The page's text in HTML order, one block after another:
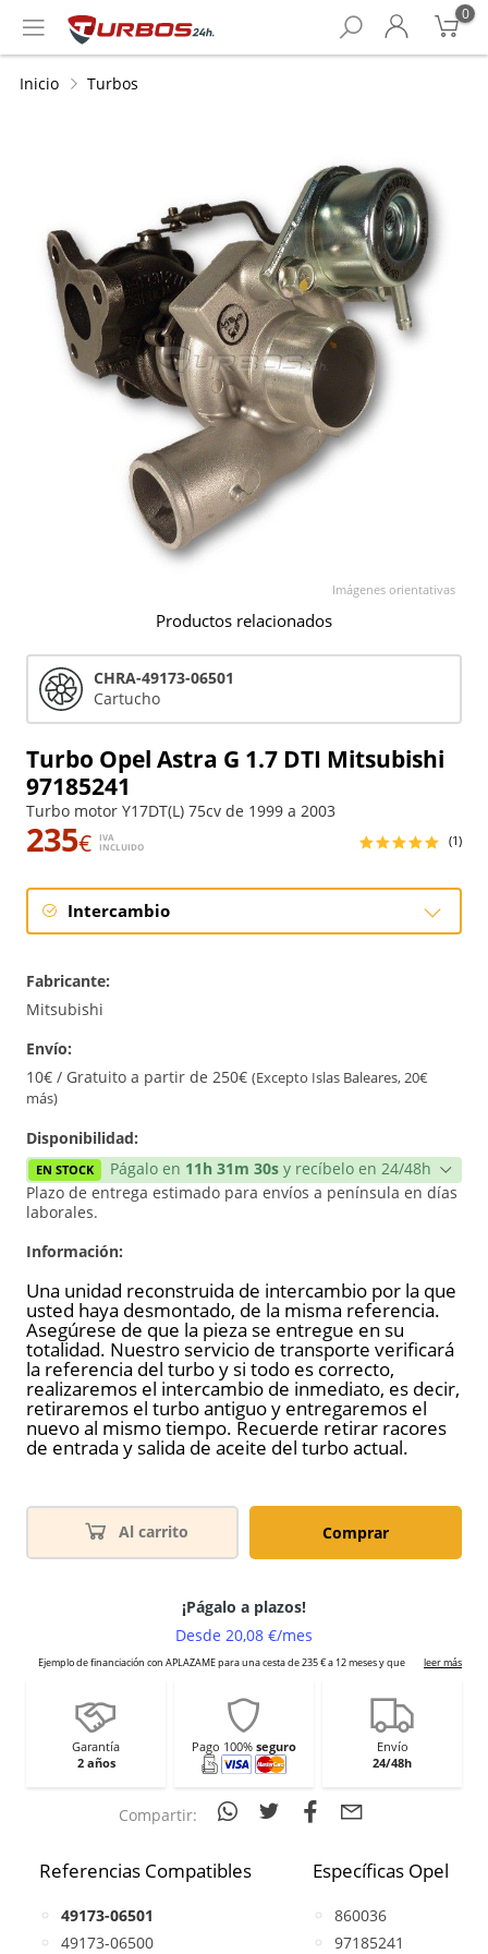
0
Inicio Turbos
Turbo Opel Astra G 1.7 DTI Mitsubishi
97185241
Turbo motor Y17DT(L) 75cv de 1999 a 2003
235€
IVA
INCLUIDO
(1)
Intercambio
Reconstrucción
Fabricante:
Mitsubishi
Envío:
10€ / Gratuito a partir de 250€ (Excepto Islas Baleares, 20€
más)
Disponibilidad:
EN STOCK Págalo en 11h 31m 30s y recíbelo en 24/48h
Plazo de entrega estimado para envíos a península en días
laborales.
Información:
Una unidad reconstruida de intercambio por la que
usted haya desmontado, de la misma referencia.
Asegúrese de que la pieza se entregue en su
totalidad. Nuestro servicio de transporte verificará
la referencia del turbo y si todo es correcto,
realizaremos el intercambio de inmediato, es decir,
retiraremos el turbo antiguo y entregaremos el
nuevo al mismo tiempo. Recuerde retirar racores
de entrada y salida de aceite del turbo actual.
Al carrito Comprar
Garantía
2 años
Pago 100% seguro
Envío
24/48h
Compartir:
Imágenes orientativas
Productos relacionados
CHRA-49173-06501
Cartucho
Referencias Compatibles
49173-06501
49173-06500
Específicas Opel
860036
97185241